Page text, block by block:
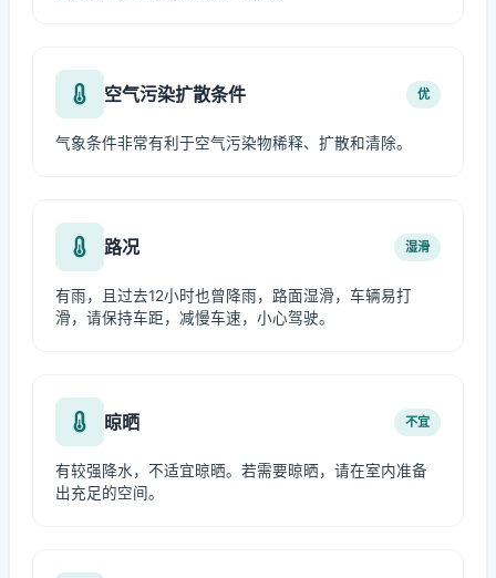
空气污染扩散条件 优
气象条件非常有利于空气污染物稀释、扩散和清除。
路况 湿滑
有雨，且过去12小时也曾降雨，路面湿滑，车辆易打
滑，请保持车距，减慢车速，小心驾驶。
晾晒 不宜
有较强降水，不适宜晾晒。若需要晾晒，请在室内准备
出充足的空间。